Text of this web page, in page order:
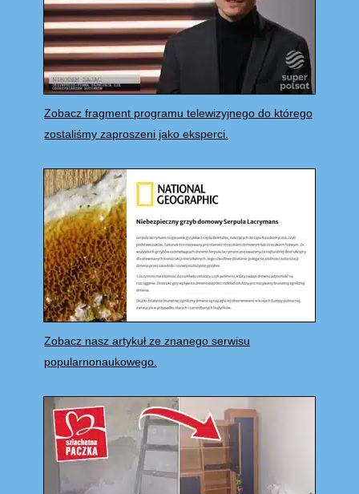
Zobacz fragment programu telewizyjnego do którego
zostaliśmy zaproszeni jako eksperci.
Zobacz nasz artykuł ze znanego serwisu
popularnonaukowego.